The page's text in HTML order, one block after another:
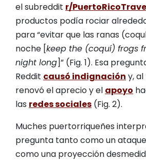
el subreddit r/
productos podía rociar
para “evitar que las ranas
noche [keep the (coquí) frogs
night long]” (Fig. 1). Esa
Reddit causó indignación y,
renovó el aprecio y el apoyo
las redes sociales (Fig. 2).
Muches puertorriqueñes
pregunta tanto como un
como una proyección